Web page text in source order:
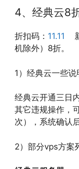
4、经典云8
折扣码： 11.11
机除外）8折。
1）经典云一些说
经典云开通三日
其它违规操作，
次），系统确认
2）部分vps方案